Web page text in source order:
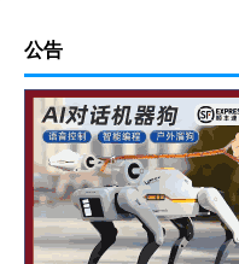
公告